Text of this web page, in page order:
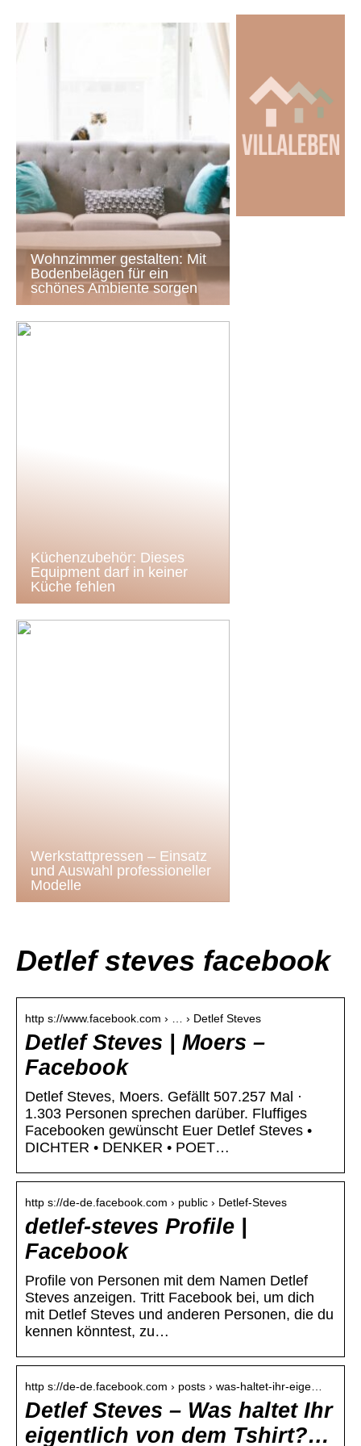
Wohnzimmer gestalten: Mit
Bodenbelägen für ein
schönes Ambiente sorgen
Küchenzubehör: Dieses
Equipment darf in keiner
Küche fehlen
Werkstattpressen – Einsatz
und Auswahl professioneller
Modelle
Detlef steves facebook
http s://www.facebook.com › … › Detlef Steves
Detlef Steves | Moers –
Facebook
Detlef Steves, Moers. Gefällt 507.257 Mal ·
1.303 Personen sprechen darüber. Fluffiges
Facebooken gewünscht Euer Detlef Steves •
DICHTER • DENKER • POET…
http s://de-de.facebook.com › public › Detlef-Steves
detlef-steves Profile |
Facebook
Profile von Personen mit dem Namen Detlef
Steves anzeigen. Tritt Facebook bei, um dich
mit Detlef Steves und anderen Personen, die du
kennen könntest, zu…
http s://de-de.facebook.com › posts › was-haltet-ihr-eige…
Detlef Steves – Was haltet Ihr
eigentlich von dem Tshirt?…